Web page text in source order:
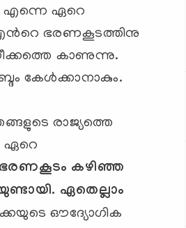
എന്നെ ഏറെ
എന്‍റെ ഭരണകൂടത്തിനു
കാണുന്നു.
കേള്‍ക്കാനാകും.
രാജ്യത്തെ
ഏറെ
ഭരണകൂടം കഴിഞ്ഞ
ഏതെല്ലാം
ഔദ്യോഗിക